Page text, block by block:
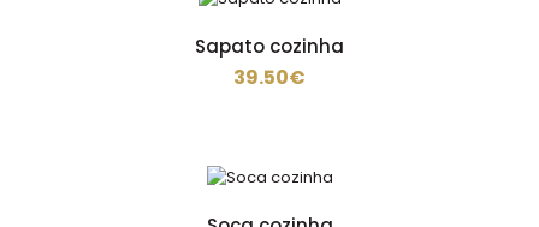
Sapato cozinha
39.50€